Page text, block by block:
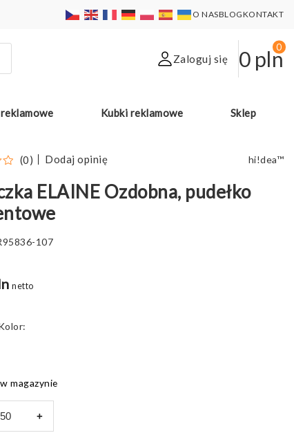
O NASBLOGKONTAKT
Zaloguj się 0 pln
0
Kubki reklamowe Sklep
(0) Dodaj opinię hi!dea™
ELAINE Ozdobna, pudełko
107
netto
magazynie
+